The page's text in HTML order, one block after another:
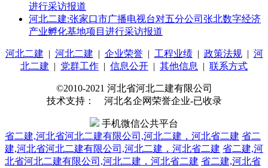
进行采访报道
河北二建:张家口市广播电视台对五分公司张北数字经济
产业孵化基地项目进行采访报道
河北二建 | 河北二建 | 企业荣誉| 工程业绩| 政策法规| 河
北二建 | 党群工作 | 信息公开 | 其他信息 | 联系方式
©2010-2021 河北省河北二建有限公司
技术支持： 河北名企网荣誉企业-已收录
手机微信公共平台
省二建,河北省河北二建有限公司,河北二建，河北省二建 省二
建,河北省河北二建有限公司,河北二建，河北省二建 省二建,河
北省河北二建有限公司,河北二建，河北省二建 省二建,河北省